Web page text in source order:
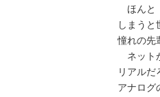
ほんと
しまうと
憧れの先
ネット
リアルだ
アナログ